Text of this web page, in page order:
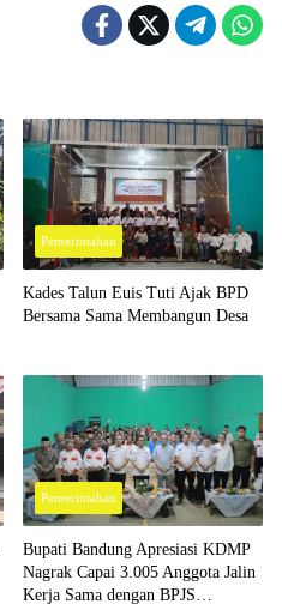
Pemerintahan
Kades Talun Euis Tuti Ajak BPD
Bersama Sama Membangun Desa
Pemerintahan
Bupati Bandung Apresiasi KDMP
Nagrak Capai 3.005 Anggota Jalin
Kerja Sama dengan BPJS